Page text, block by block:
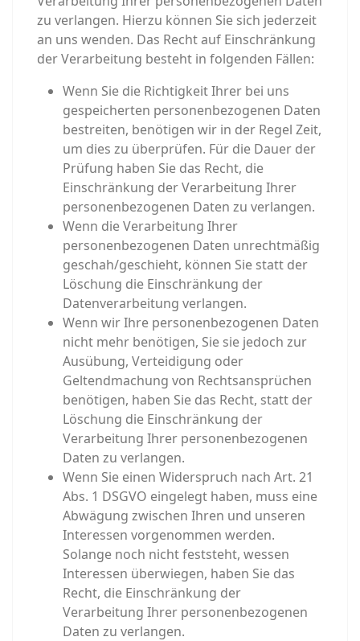
zu verlangen. Hierzu können Sie sich jederzeit
an uns wenden. Das Recht auf Einschränkung
der Verarbeitung besteht in folgenden Fällen:
Wenn Sie die Richtigkeit Ihrer bei uns
gespeicherten personenbezogenen Daten
bestreiten, benötigen wir in der Regel Zeit,
um dies zu überprüfen. Für die Dauer der
Prüfung haben Sie das Recht, die
Einschränkung der Verarbeitung Ihrer
personenbezogenen Daten zu verlangen.
Wenn die Verarbeitung Ihrer
personenbezogenen Daten unrechtmäßig
geschah/geschieht, können Sie statt der
Löschung die Einschränkung der
Datenverarbeitung verlangen.
Wenn wir Ihre personenbezogenen Daten
nicht mehr benötigen, Sie sie jedoch zur
Ausübung, Verteidigung oder
Geltendmachung von Rechtsansprüchen
benötigen, haben Sie das Recht, statt der
Löschung die Einschränkung der
Verarbeitung Ihrer personenbezogenen
Daten zu verlangen.
Wenn Sie einen Widerspruch nach Art. 21
Abs. 1 DSGVO eingelegt haben, muss eine
Abwägung zwischen Ihren und unseren
Interessen vorgenommen werden.
Solange noch nicht feststeht, wessen
Interessen überwiegen, haben Sie das
Recht, die Einschränkung der
Verarbeitung Ihrer personenbezogenen
Daten zu verlangen.